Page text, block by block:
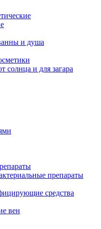
и душа
солнца и для загара
препараты
средства
вен